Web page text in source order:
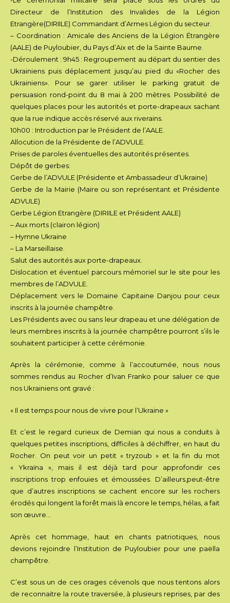
Directeur de l’Institution des Invalides de la Légion
Etrangère(DIRIILE) Commandant d’Armes Légion du secteur.
– Coordination : Amicale des Anciens de la Légion Étrangère
(AALE) de Puyloubier, du Pays d’Aix et de la Sainte Baume.
-Déroulement : 9h45 : Regroupement au départ du sentier des
Ukrainiens puis déplacement jusqu’au pied du «Rocher des
Ukrainiens». Pour se garer utiliser le parking gratuit de
persuasion rond-point du 8 mai à 200 mètres. Possibilité de
quelques places pour les autorités et porte-drapeaux sachant
que la rue indique accès réservé aux riverains.
10h00 : Introduction par le Président de l’AALE.
Allocution de la Présidente de l’ADVULE.
Prises de paroles éventuelles des autorités présentes.
Dépôt de gerbes:
Gerbe de l’ADVULE (Présidente et Ambassadeur d’Ukraine)
Gerbe de la Mairie (Maire ou son représentant et Présidente
ADVULE)
Gerbe Légion Etrangère (DIRIILE et Président AALE)
– Aux morts (clairon légion)
– Hymne Ukraine
– La Marseillaise.
Salut des autorités aux porte-drapeaux.
Dislocation et éventuel parcours mémoriel sur le site pour les
membres de l’ADVULE.
Déplacement vers le Domaine Capitaine Danjou pour ceux
inscrits à la journée champêtre.
Les Présidents avec ou sans leur drapeau et une délégation de
leurs membres inscrits à la journée champêtre pourront s’ils le
souhaitent participer à cette cérémonie.
Après la cérémonie, comme à l’accoutumée, nous nous
sommes rendus au Rocher d’Ivan Franko pour saluer ce que
nos Ukrainiens ont gravé :
« Il est temps pour nous de vivre pour l’Ukraine »
Et c’est le regard curieux de Demian qui nous a conduits à
quelques petites inscriptions, difficiles à déchiffrer, en haut du
Rocher. On peut voir un petit « tryzoub » et la fin du mot
« Ykraïna », mais il est déjà tard pour approfondir ces
inscriptions trop enfouies et émoussées. D’ailleurs,peut-être
que d’autres inscriptions se cachent encore sur les rochers
érodés qui longent la forêt mais là encore le temps, hélas, a fait
son œuvre…
Après cet hommage, haut en chants patriotiques, nous
devions rejoindre l’Institution de Puyloubier pour une paëlla
champêtre.
C’est sous un de ces orages cévenols que nous tentons alors
de reconnaitre la route traversée, à plusieurs reprises, par des